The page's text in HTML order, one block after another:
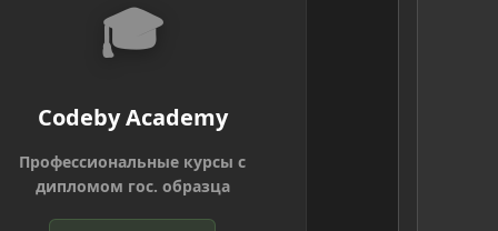
🎓
Codeby Academy
Профессиональные курсы с
дипломом гос. образца